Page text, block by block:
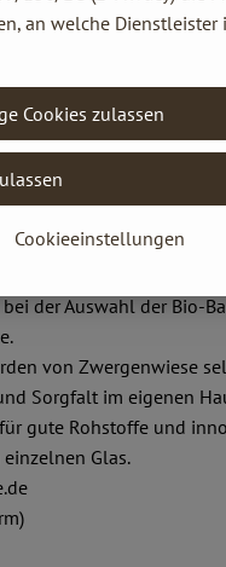
und in eigener
Brotaufstriche, Senfe,
den Biohandel.
der roten
die Stärkung des Bio-
für Zwergenwiese
Vertragspartner, die
der Auswahl der Bio-
von Zwergenwiese
Sorgfalt im eigenen
gute Rohstoffe und
Glas.
an welche Dienstleister
Cookieeinstellungen
Cookies zulassen